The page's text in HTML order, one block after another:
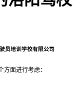
员培训学校有限公司
面进行考虑：